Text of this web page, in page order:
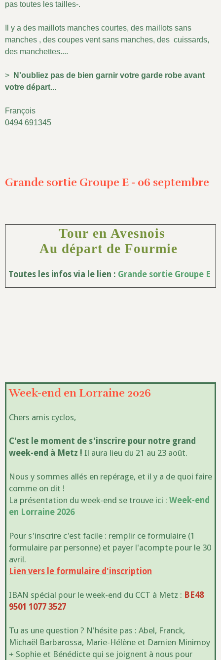
pas toutes les tailles-.
Il y a des maillots manches courtes, des maillots sans
manches , des coupes vent sans manches, des cuissards,
des manchettes....
>
N'oubliez pas de bien garnir votre garde robe avant
votre départ...
François
0494 691345
Grande sortie Groupe E - 06 septembre
Tour en Avesnois
Au départ de Fourmie
Toutes les infos via le lien : Grande sortie Groupe E
Week-end en Lorraine 2026
Chers amis cyclos,
C'est le moment de s'inscrire pour notre grand
week-end à Metz ! Il aura lieu du 21 au 23 août.
Nous y sommes allés en repérage, et il y a de quoi faire
comme on dit !
La présentation du week-end se trouve ici : Week-end
en Lorraine 2026
Pour s'inscrire c'est facile : remplir ce formulaire (1
formulaire par personne) et payer l'acompte pour le 30
avril.
Lien vers le formulaire d'inscription
IBAN spécial pour le week-end du CCT à Metz : BE48
9501 1077 3527
Tu as une question ? N'hésite pas : Abel, Franck,
Michaël Barbarossa, Marie-Hélène et Damien Minimoy
+ Sophie et Bénédicte qui se joignent à nous pour